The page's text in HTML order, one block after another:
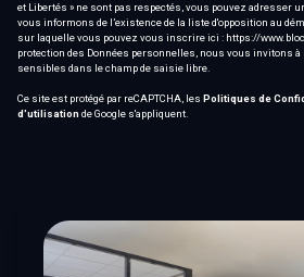
et Libertés » ne sont pas respectés, vous pouvez adresser
vous informons de l’existence de la liste d'opposition au
sur laquelle vous pouvez vous inscrire ici : https://
protection des Données personnelles, nous vous invitons à
sensibles dans le champ de saisie libre.
Ce site est protégé par reCAPTCHA, les Politiques de
d'utilisation de Google s'appliquent.